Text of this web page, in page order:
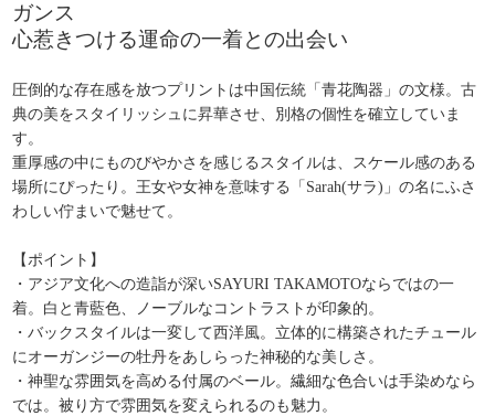
ガンス
心惹きつける運命の一着との出会い
圧倒的な存在感を放つプリントは中国伝統「青花陶器」の文様。古
典の美をスタイリッシュに昇華させ、別格の個性を確立していま
す。
重厚感の中にものびやかさを感じるスタイルは、スケール感のある
場所にぴったり。王女や女神を意味する「Sarah(サラ)」の名にふさ
わしい佇まいで魅せて。
【ポイント】
・アジア文化への造詣が深いSAYURI TAKAMOTOならではの一
着。白と青藍色、ノーブルなコントラストが印象的。
・バックスタイルは一変して西洋風。立体的に構築されたチュール
にオーガンジーの牡丹をあしらった神秘的な美しさ。
・神聖な雰囲気を高める付属のベール。繊細な色合いは手染めなら
では。被り方で雰囲気を変えられるのも魅力。